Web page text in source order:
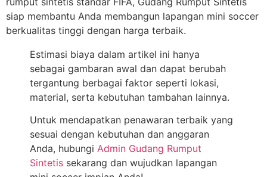
siap membantu Anda membangun lapangan mini soccer
berkualitas tinggi dengan harga terbaik.
Estimasi biaya dalam artikel ini hanya
sebagai gambaran awal dan dapat berubah
tergantung berbagai faktor seperti lokasi,
material, serta kebutuhan tambahan lainnya.
Untuk mendapatkan penawaran terbaik yang
sesuai dengan kebutuhan dan anggaran
Anda, hubungi Admin Gudang Rumput
Sintetis sekarang dan wujudkan lapangan